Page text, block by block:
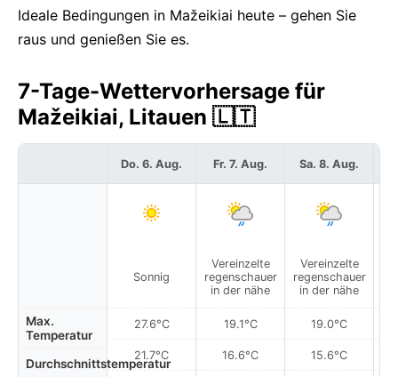
Ideale Bedingungen in Mažeikiai heute – gehen Sie
raus und genießen Sie es.
7-Tage-Wettervorhersage für
Mažeikiai, Litauen 🇱🇹
Max.
Temperatur
Durchschnittstemperatur
Do. 6. Aug.
Sonnig
27.6°C
21.7°C
Fr. 7. Aug.
Vereinzelte
regenschauer
in der nähe
19.1°C
16.6°C
Sa. 8. Aug.
Vereinzelte
regenschauer
in der nähe
19.0°C
15.6°C